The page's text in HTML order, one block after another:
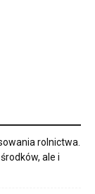
rolnictwa.
ale i